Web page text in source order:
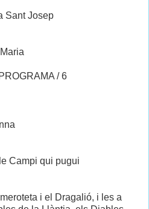
Sant Josep
/ 6
Campi qui pugui
i el Dragalió, i les a